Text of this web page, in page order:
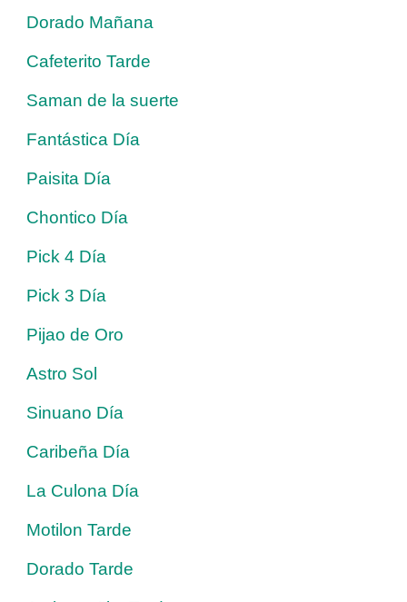
Dorado Mañana
Cafeterito Tarde
Saman de la suerte
Fantástica Día
Paisita Día
Chontico Día
Pick 4 Día
Pick 3 Día
Pijao de Oro
Astro Sol
Sinuano Día
Caribeña Día
La Culona Día
Motilon Tarde
Dorado Tarde